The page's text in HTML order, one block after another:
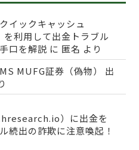
イックキャッシュ
利用して出金トラブル
口を解説 に 匿名 より
MUFG証券（偽物） 出
）に出金を
続出の詐欺に注意喚起！